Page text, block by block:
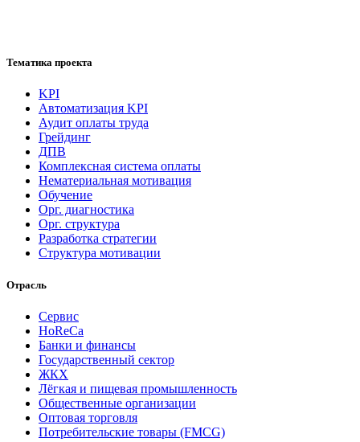
Тематика проекта
KPI
Автоматизация KPI
Аудит оплаты труда
Грейдинг
ДПВ
Комплексная система оплаты
Нематериальная мотивация
Обучение
Орг. диагностика
Орг. структура
Разработка стратегии
Структура мотивации
Отрасль
Cервис
HoReCa
Банки и финансы
Государственный сектор
ЖКХ
Лёгкая и пищевая промышленность
Общественные организации
Оптовая торговля
Потребительские товары (FMCG)